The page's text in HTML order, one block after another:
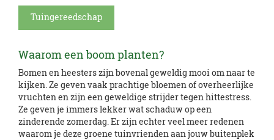
Tuingereedschap
Waarom een boom planten?
Bomen en heesters zijn bovenal geweldig mooi om naar te
kijken. Ze geven vaak prachtige bloemen of overheerlijke
vruchten en zijn een geweldige strijder tegen hittestress.
Ze geven je immers lekker wat schaduw op een
zinderende zomerdag. Er zijn echter veel meer redenen
waarom je deze groene tuinvrienden aan jouw buitenplek